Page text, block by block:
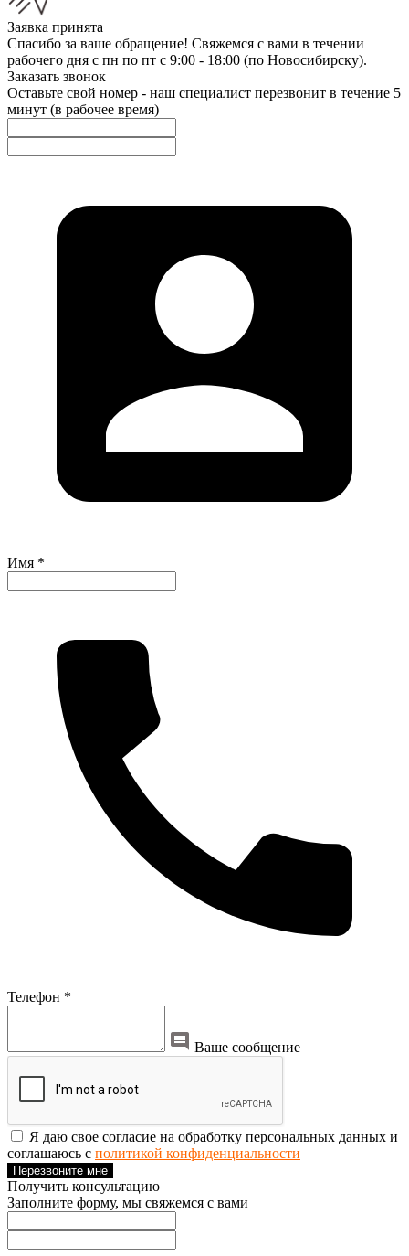
Заявка принята
Спасибо за ваше обращение! Свяжемся с вами в течении
рабочего дня с пн по пт с 9:00 - 18:00 (по Новосибирску).
Заказать звонок
Оставьте свой номер - наш специалист перезвонит в течение 5
минут (в рабочее время)
Имя *
Телефон *
Ваше сообщение
Я даю свое согласие на обработку персональных данных и
соглашаюсь с политикой конфиденциальности
Перезвоните мне
Получить консультацию
Заполните форму, мы свяжемся с вами